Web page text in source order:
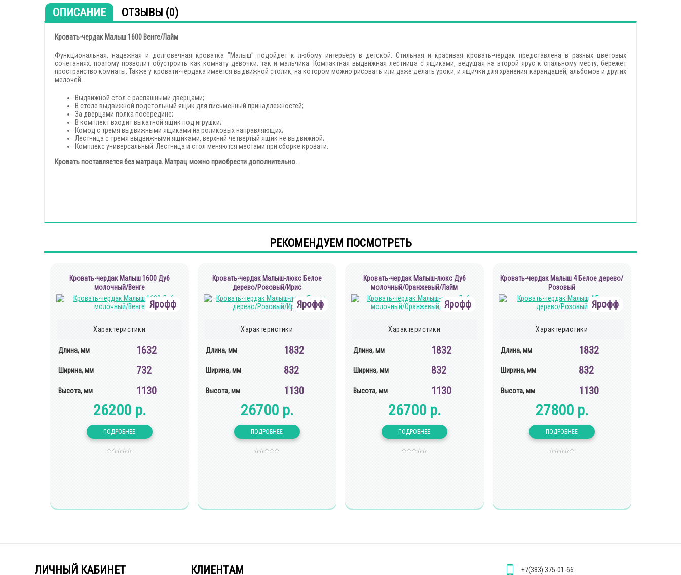
ОПИСАНИЕ ОТЗЫВЫ (0)
Кровать-чердак Малыш 1600 Венге/Лайм
Функциональная, надежная и долговечная кроватка "Малыш" подойдет к любому интерьеру в детской. Стильная и красивая кровать-чердак представлена в разных цветовых
сочетаниях, поэтому позволит обустроить как комнату девочки, так и мальчика. Компактная выдвижная лестница с ящиками, ведущая на второй ярус к спальному месту, бережет
пространство комнаты. Также у кровати-чердака имеется выдвижной столик, на котором можно рисовать или даже делать уроки, и ящички для хранения карандашей, альбомов и других
мелочей.
Выдвижной стол с распашными дверцами;
В столе выдвижной подстольный ящик для письменный принадлежностей;
За дверцами полка посередине;
В комплект входит выкатной ящик под игрушки;
Комод с тремя выдвижными ящиками на роликовых направляющих;
Лестница с тремя выдвижными ящиками, верхний четвертый ящик не выдвижной;
Комплекс универсальный. Лестница и стол меняются местами при сборке кровати.
Кровать поставляется без матраца. Матрац можно приобрести дополнительно.
РЕКОМЕНДУЕМ ПОСМОТРЕТЬ
Кровать-чердак Малыш 1600 Дуб
молочный/Венге
Ярофф
Характеристики
Длина, мм 1632
Ширина, мм 732
Высота, мм 1130
26200 р.
Кровать-чердак Малыш-люкс Белое
дерево/Розовый/Ирис
Ярофф
Характеристики
Длина, мм 1832
Ширина, мм 832
Высота, мм 1130
26700 р.
Кровать-чердак Малыш-люкс Дуб
молочный/Оранжевый/Лайм
Ярофф
Характеристики
Длина, мм 1832
Ширина, мм 832
Высота, мм 1130
26700 р.
Кровать-чердак Малыш 4 Белое дерево/
Розовый
Ярофф
Характеристики
Длина, мм 1832
Ширина, мм 832
Высота, мм 1130
27800 р.
ЛИЧНЫЙ КАБИНЕТ КЛИЕНТАМ +7(383) 375-01-66